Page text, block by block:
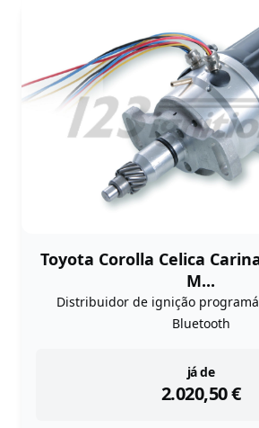
Toyota Corolla Celica
M...
Distribuidor de ignição
Bluetooth
já de
2.020,50€
instock